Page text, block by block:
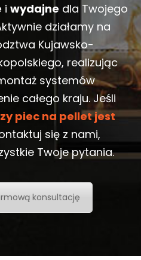
i wydajne dla Twojego
działamy na
Kujawsko-
realizując
systemów
całego kraju. Jeśli
piec na pellet jest
się z nami,
Twoje pytania.
konsultację